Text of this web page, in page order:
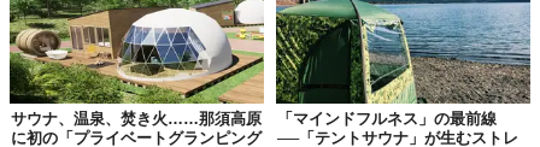
このイベントでは、サバス3号車に加え、テントサウナやコンテナ
サウナといった様々なアウトドアサウナを体験できるとのこと。
また、沼津みかんやお茶を使ったロウリュ体験、サウナところて
んの試食なども用意されているようだ。
サウナ、温泉、焚き火……那須高原
に初の「プライベートグランピング
「マインドフルネス」の最前線
──「テントサウナ」が生むストレ